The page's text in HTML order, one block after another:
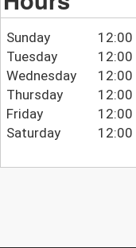
Sunday
12:00
Tuesday
12:00
Wednesday
12:00
Thursday
12:00
Friday
12:00
Saturday
12:00